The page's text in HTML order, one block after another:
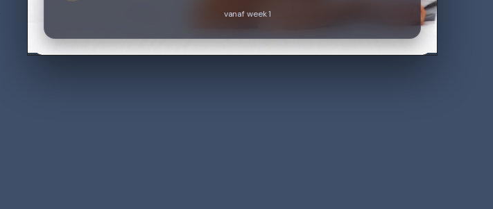
vanaf week 1